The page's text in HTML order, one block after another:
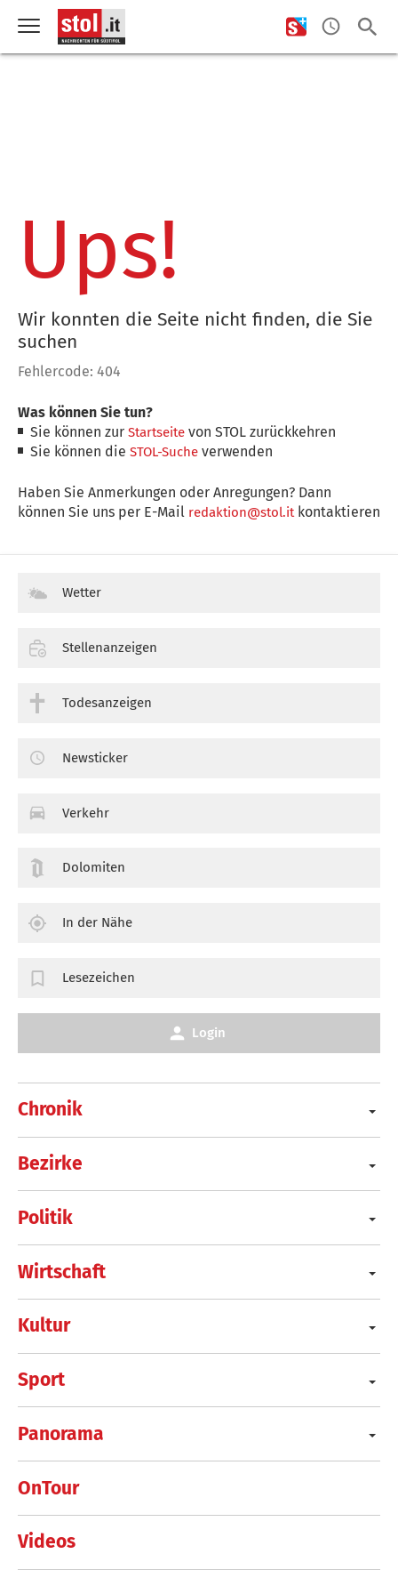
Ups!
Wir konnten die Seite nicht finden, die Sie
suchen
Fehlercode: 404
Was können Sie tun?
Sie können zurStartseite von STOL zurückkehren
Sie können dieSTOL-Suche verwenden
Haben Sie Anmerkungen oder Anregungen? Dann
können Sie uns per E-Mail redaktion@stol.itkontaktieren
Chronik
Bezirke
Politik
Wirtschaft
Kultur
Sport
Panorama
OnTour
Videos
Wetter
Stellenanzeigen
Todesanzeigen
Newsticker
Verkehr
Dolomiten
In der Nähe
Lesezeichen
Login